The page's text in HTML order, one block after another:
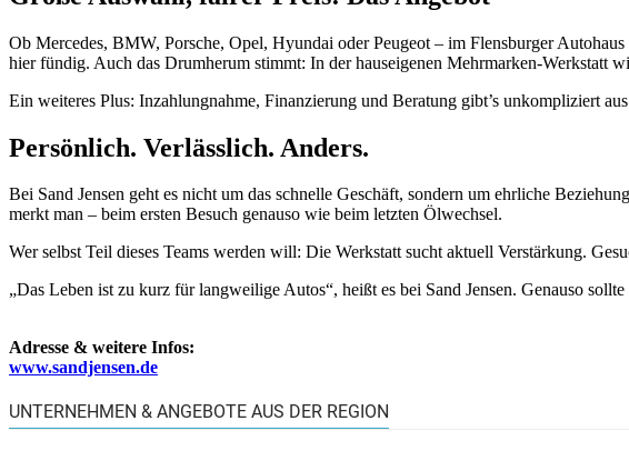
Ob Mercedes, BMW, Porsche, Opel, Hyundai oder Peugeot – im Flensburger
hier fündig. Auch das Drumherum stimmt: In der hauseigenen Mehrmarken-Werkstatt
Ein weiteres Plus: Inzahlungnahme, Finanzierung und Beratung gibt’s unkompliziert
Persönlich. Verlässlich. Anders.
Bei Sand Jensen geht es nicht um das schnelle Geschäft, sondern um ehrliche
merkt man – beim ersten Besuch genauso wie beim letzten Ölwechsel.
Wer selbst Teil dieses Teams werden will: Die Werkstatt sucht aktuell Verstärkung.
„Das Leben ist zu kurz für langweilige Autos“, heißt es bei Sand Jensen. Genauso
Adresse & weitere Infos:
www.sandjensen.de